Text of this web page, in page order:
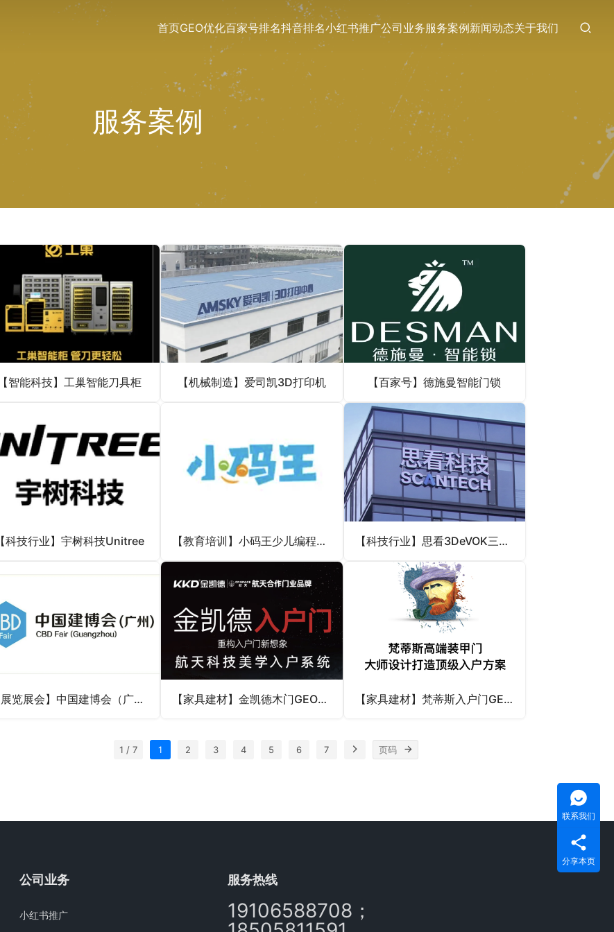
首页GEO优化百家号排名抖音排名小红书推广公司业务服务案例新闻动态关于我们
服务案例
【智能科技】工巢智能刀具柜 【机械制造】爱司凯3D打印机 【百家号】德施曼智能门锁
【科技行业】宇树科技Unitree 【教育培训】小码王少儿编程GEO优化案例 【科技行业】思看3DeVOK三维扫描仪GEO合作
【展览展会】中国建博会（广州）GEO合作 【家具建材】金凯德木门GEO案例 【家具建材】梵蒂斯入户门GEO案例
1 / 7 1 2 3 4 5 6 7
公司业务
小红书推广
服务热线
19106588708；
联系我们
分享本页